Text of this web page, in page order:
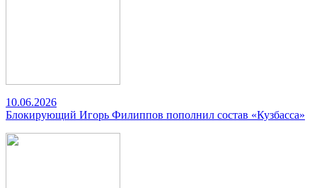
10.06.2026
Блокирующий Игорь Филиппов пополнил состав «Кузбасса»